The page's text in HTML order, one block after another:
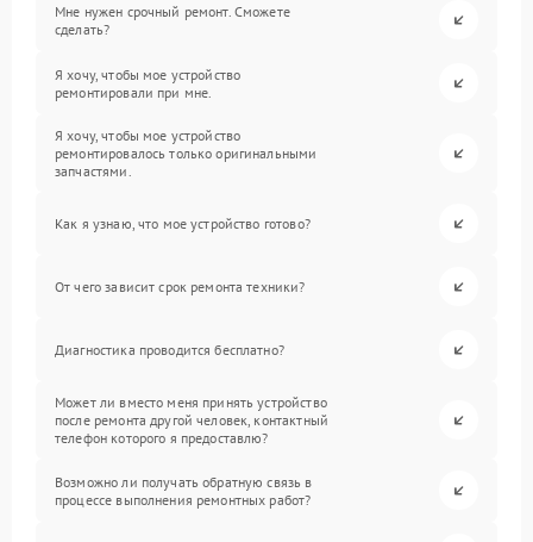
Мне нужен срочный ремонт. Сможете
сделать?
Я хочу, чтобы мое устройство
ремонтировали при мне.
Я хочу, чтобы мое устройство
ремонтировалось только оригинальными
запчастями.
Как я узнаю, что мое устройство готово?
От чего зависит срок ремонта техники?
Диагностика проводится бесплатно?
Может ли вместо меня принять устройство
после ремонта другой человек, контактный
телефон которого я предоставлю?
Возможно ли получать обратную связь в
процессе выполнения ремонтных работ?